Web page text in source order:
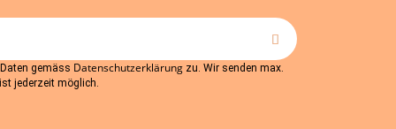
gemäss Datenschutzerklärung zu. Wir senden max.
jederzeit möglich.